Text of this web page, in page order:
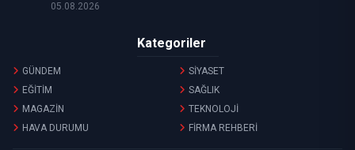
05.08.2026
Kategoriler
GÜNDEM
SİYASET
EĞİTİM
SAĞLIK
MAGAZİN
TEKNOLOJİ
HAVA DURUMU
FİRMA REHBERİ